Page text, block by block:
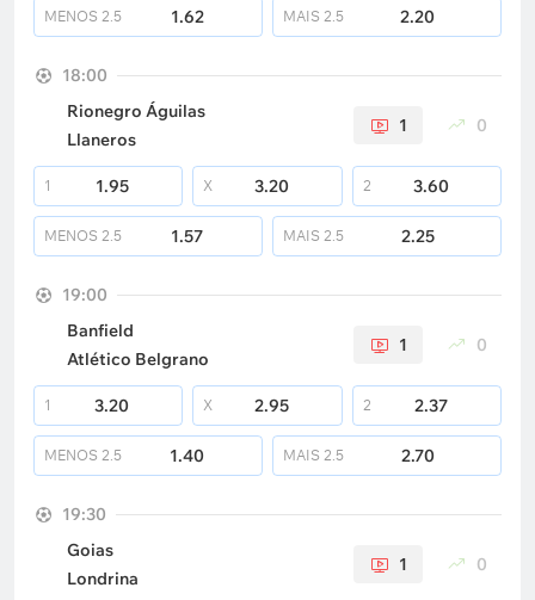
MENOS 2.5 1.62 MAIS 2.5 2.20
18:00
Rionegro Águilas
Llaneros
1 0
1 1.95 X 3.20 2 3.60
MENOS 2.5 1.57 MAIS 2.5 2.25
19:00
Banfield
Atlético Belgrano
1 0
1 3.20 X 2.95 2 2.37
MENOS 2.5 1.40 MAIS 2.5 2.70
19:30
Goias
Londrina
1 0